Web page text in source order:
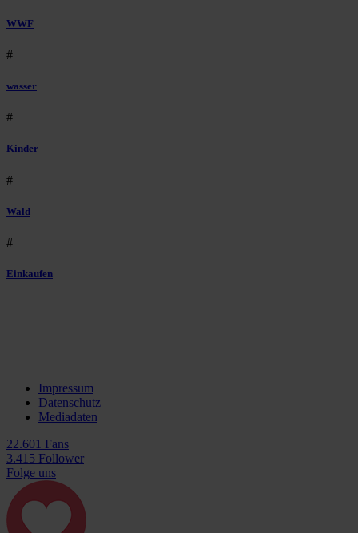
WWF
#
wasser
#
Kinder
#
Wald
#
Einkaufen
Impressum
Datenschutz
Mediadaten
22.601 Fans
3.415 Follower
Folge uns